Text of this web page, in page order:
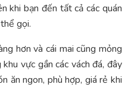
khi bạn đến tất cả các quán
gọi.
hơn và cái mai cũng mỏng
vực gần các vách đá, đây
ăn ngon, phù hợp, giá rẻ khi